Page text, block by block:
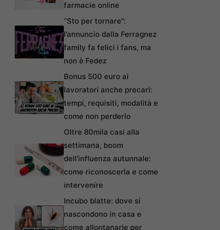
farmacie online
“Sto per tornare”:
l’annuncio dalla Ferragnez
family fa felici i fans, ma
non è Fedez
Bonus 500 euro ai
lavoratori anche precari:
tempi, requisiti, modalità e
come non perderlo
Oltre 80mila casi alla
settimana, boom
dell’influenza autunnale:
come riconoscerla e come
intervenire
Incubo blatte: dove si
nascondono in casa e
come allontanarle per